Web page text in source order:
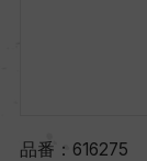
品番： 616275